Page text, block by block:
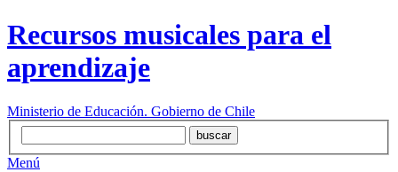
Recursos musicales para el
aprendizaje
Ministerio de Educación. Gobierno de Chile
Menú